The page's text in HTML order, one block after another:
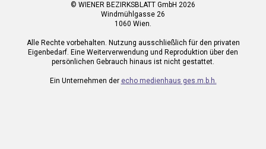
© WIENER BEZIRKSBLATT GmbH 2026
Windmühlgasse 26
1060 Wien.
Alle Rechte vorbehalten. Nutzung ausschließlich für den privaten
Eigenbedarf. Eine Weiterverwendung und Reproduktion über den
persönlichen Gebrauch hinaus ist nicht gestattet.
Ein Unternehmen der echo medienhaus ges.m.b.h.